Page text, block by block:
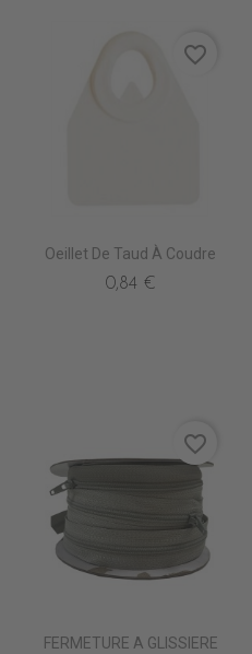
Oeillet De Taud À Coudre
0,84 €
favorite_border
FERMETURE A GLISSIERE
favorite_border